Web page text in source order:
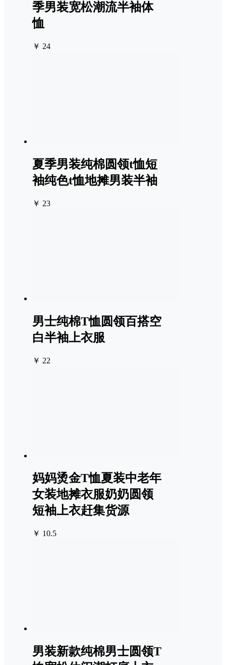
季男装宽松潮流半袖体
恤
￥ 24
夏季男装纯棉圆领t恤短
袖纯色t恤地摊男装半袖
￥ 23
男士纯棉T恤圆领百搭空
白半袖上衣服
￥ 22
妈妈烫金T恤夏装中老年
女装地摊衣服奶奶圆领
短袖上衣赶集货源
￥ 10.5
男装新款纯棉男士圆领T